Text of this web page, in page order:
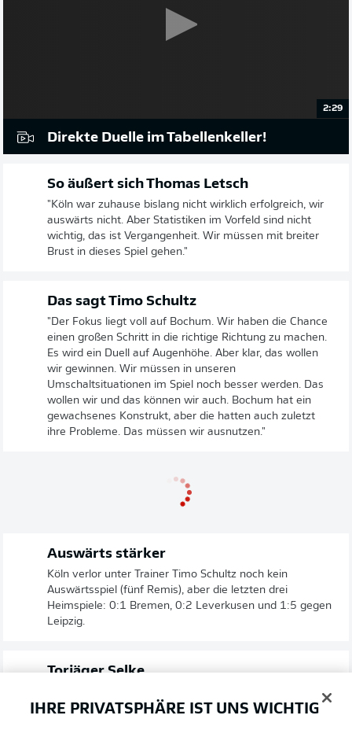
2:29
Direkte Duelle im Tabellenkeller!
So äußert sich Thomas Letsch
"Köln war zuhause bislang nicht wirklich erfolgreich, wir
auswärts nicht. Aber Statistiken im Vorfeld sind nicht
wichtig, das ist Vergangenheit. Wir müssen mit breiter
Brust in dieses Spiel gehen."
Das sagt Timo Schultz
"Der Fokus liegt voll auf Bochum. Wir haben die Chance
einen großen Schritt in die richtige Richtung zu machen.
Es wird ein Duell auf Augenhöhe. Aber klar, das wollen
wir gewinnen. Wir müssen in unseren
Umschaltsituationen im Spiel noch besser werden. Das
wollen wir und das können wir auch. Bochum hat ein
gewachsenes Konstrukt, aber die hatten auch zuletzt
ihre Probleme. Das müssen wir ausnutzen."
Auswärts stärker
Köln verlor unter Trainer Timo Schultz noch kein
Auswärtsspiel (fünf Remis), aber die letzten drei
Heimspiele: 0:1 Bremen, 0:2 Leverkusen und 1:5 gegen
Leipzig.
Torjäger Selke
Torjäger, war Torschütze beim 1:1 in der Hinrunde in
IHRE PRIVATSPHÄRE IST UNS WICHTIG